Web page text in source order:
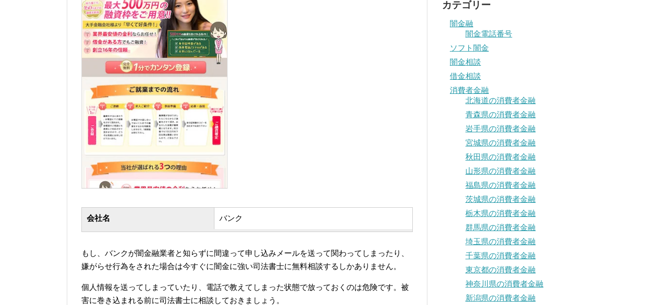
会社名 バンク
もし、バンクが闇金融業者と知らずに間違って申し込みメールを送って関わってしまったり、
嫌がらせ行為をされた場合は今すぐに闇金に強い司法書士に無料相談するしかありません。
個人情報を送ってしまっていたり、電話で教えてしまった状態で放っておくのは危険です。被
害に巻き込まれる前に司法書士に相談しておきましょう。
カテゴリー
闇金融
闇金電話番号
ソフト闇金
闇金相談
借金相談
消費者金融
北海道の消費者金融
青森県の消費者金融
岩手県の消費者金融
宮城県の消費者金融
秋田県の消費者金融
山形県の消費者金融
福島県の消費者金融
茨城県の消費者金融
栃木県の消費者金融
群馬県の消費者金融
埼玉県の消費者金融
千葉県の消費者金融
東京都の消費者金融
神奈川県の消費者金融
新潟県の消費者金融